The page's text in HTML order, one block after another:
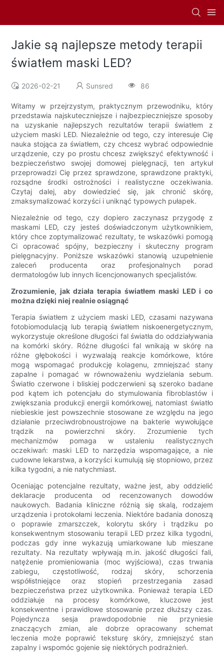
Jakie są najlepsze metody terapii
światłem maski LED?
2026-02-21 Sunsred 86
Witamy w przejrzystym, praktycznym przewodniku, który
przedstawia najskuteczniejsze i najbezpieczniejsze sposoby
na uzyskanie najlepszych rezultatów terapii światłem z
użyciem maski LED. Niezależnie od tego, czy interesuje Cię
nauka stojąca za światłem, czy chcesz wybrać odpowiednie
urządzenie, czy po prostu chcesz zwiększyć efektywność i
bezpieczeństwo swojej domowej pielęgnacji, ten artykuł
przeprowadzi Cię przez sprawdzone, sprawdzone praktyki,
rozsądne środki ostrożności i realistyczne oczekiwania.
Czytaj dalej, aby dowiedzieć się, jak chronić skórę,
zmaksymalizować korzyści i uniknąć typowych pułapek.
Niezależnie od tego, czy dopiero zaczynasz przygodę z
maskami LED, czy jesteś doświadczonym użytkownikiem,
który chce zoptymalizować rezultaty, te wskazówki pomogą
Ci opracować spójny, bezpieczny i skuteczny program
pielęgnacyjny. Poniższe wskazówki stanowią uzupełnienie
zaleceń producenta oraz profesjonalnych porad
dermatologów lub innych licencjonowanych specjalistów.
Zrozumienie, jak działa terapia światłem maski LED i co
można dzięki niej realnie osiągnąć
Terapia światłem z użyciem maski LED, czasami nazywana
fotobiomodulacją lub terapią światłem niskoenergetycznym,
wykorzystuje określone długości fal światła do oddziaływania
na komórki skóry. Różne długości fal wnikają w skórę na
różne głębokości i wyzwalają reakcje komórkowe, które
mogą wspomagać produkcję kolagenu, zmniejszać stany
zapalne i pomagać w równoważeniu wydzielania sebum.
Światło czerwone i bliskiej podczerwieni są szeroko badane
pod kątem ich potencjału do stymulowania fibroblastów i
zwiększania produkcji energii komórkowej, natomiast światło
niebieskie jest powszechnie stosowane ze względu na jego
działanie przeciwdrobnoustrojowe na bakterie wywołujące
trądzik na powierzchni skóry. Zrozumienie tych
mechanizmów pomaga w ustaleniu realistycznych
oczekiwań: maski LED to narzędzia wspomagające, a nie
cudowne lekarstwa, a korzyści kumulują się stopniowo, przez
kilka tygodni, a nie natychmiast.
Oceniając potencjalne rezultaty, ważne jest, aby oddzielić
deklaracje producenta od recenzowanych dowodów
naukowych. Badania kliniczne różnią się skalą, rodzajem
urządzenia i protokołami leczenia. Niektóre badania donoszą
o poprawie zmarszczek, kolorytu skóry i trądziku po
konsekwentnym stosowaniu terapii LED przez kilka tygodni,
podczas gdy inne wykazują umiarkowane lub mieszane
rezultaty. Na rezultaty wpływają m.in. jakość długości fali,
natężenie promieniowania (moc wyjściowa), czas trwania
zabiegu, częstotliwość, rodzaj skóry, schorzenia
współistniejące oraz stopień przestrzegania zasad
bezpieczeństwa przez użytkownika. Ponieważ terapia LED
oddziałuje na procesy komórkowe, kluczowe jest
konsekwentne i prawidłowe stosowanie przez dłuższy czas.
Pojedyncza sesja prawdopodobnie nie przyniesie
znaczących zmian, ale dobrze opracowany schemat
leczenia może poprawić teksturę skóry, zmniejszyć stan
zapalny i wspomóc gojenie się niektórych podrażnień.